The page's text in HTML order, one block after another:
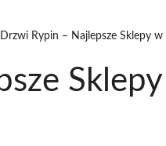
Drzwi Rypin – Najlepsze Sklepy